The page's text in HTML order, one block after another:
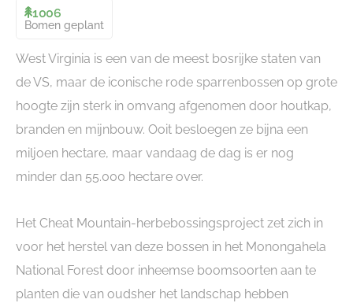
1006
Bomen geplant
West Virginia is een van de meest bosrijke staten van
de VS, maar de iconische rode sparrenbossen op grote
hoogte zijn sterk in omvang afgenomen door houtkap,
branden en mijnbouw. Ooit besloegen ze bijna een
miljoen hectare, maar vandaag de dag is er nog
minder dan 55.000 hectare over.
Het Cheat Mountain-herbebossingsproject zet zich in
voor het herstel van deze bossen in het Monongahela
National Forest door inheemse boomsoorten aan te
planten die van oudsher het landschap hebben